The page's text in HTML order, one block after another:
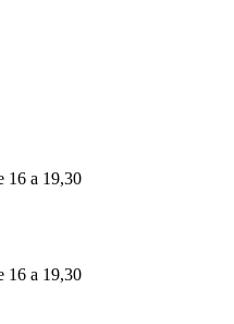
16 a 19,30
16 a 19,30